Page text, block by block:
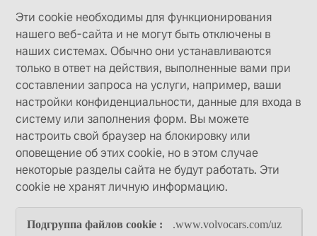
Эти cookie необходимы для функционирования
нашего веб-сайта и не могут быть отключены в
наших системах. Обычно они устанавливаются
только в ответ на действия, выполненные вами при
составлении запроса на услуги, например, ваши
настройки конфиденциальности, данные для входа в
систему или заполнения форм. Вы можете
настроить свой браузер на блокировку или
оповещение об этих cookie, но в этом случае
некоторые разделы сайта не будут работать. Эти
cookie не хранят личную информацию.
Необходимые
файлы
.www.volvocars.com/uz